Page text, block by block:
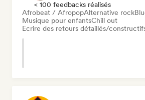
< 100 feedbacks réalisés
Afrobeat / AfropopAlternative rock
Musique pour enfantsChill out
Ecrire des retours détaillés/